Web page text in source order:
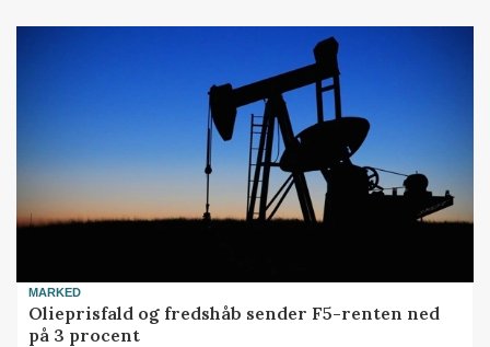
MARKED
Olieprisfald og fredshåb sender F5-renten ned
på 3 procent